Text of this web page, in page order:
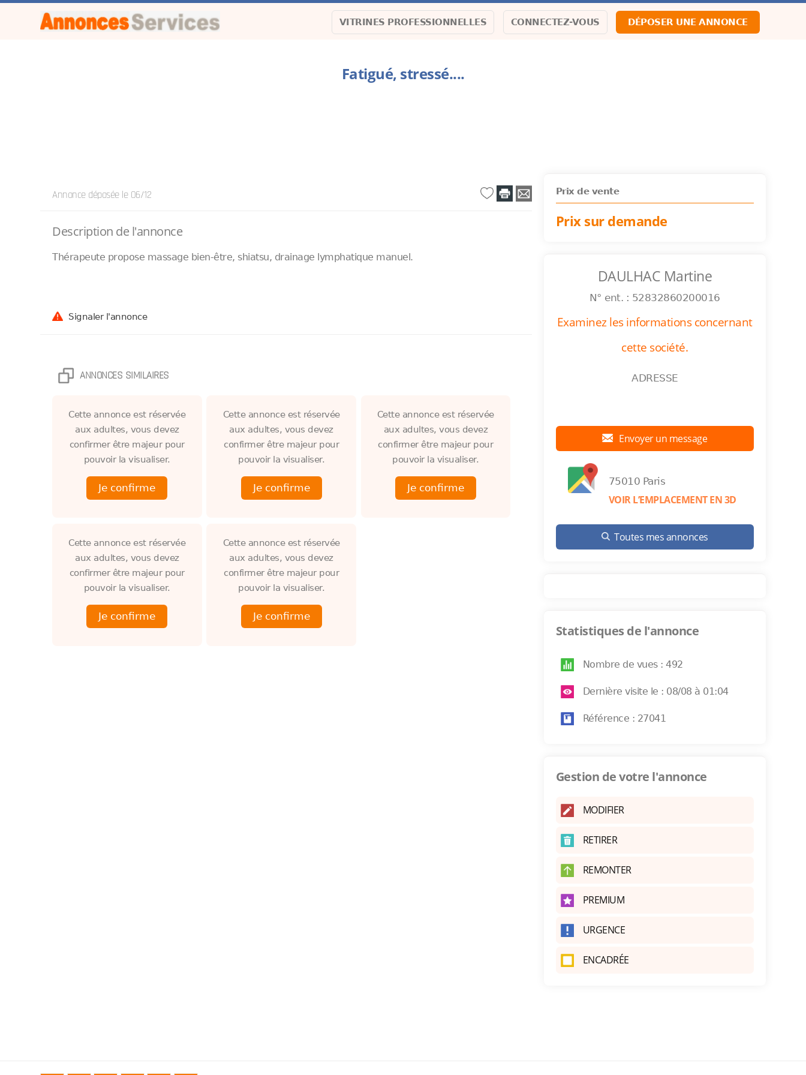
VITRINES PROFESSIONNELLES CONNECTEZ-VOUS DÉPOSER UNE ANNONCE
Fatigué, stressé....
Annonce déposée le 06/12
Description de l'annonce
Thérapeute propose massage bien-être, shiatsu, drainage lymphatique manuel.
Signaler l'annonce
ANNONCES SIMILAIRES
Cette annonce est réservée
aux adultes, vous devez
confirmer être majeur pour
pouvoir la visualiser.
Cette annonce est réservée
aux adultes, vous devez
confirmer être majeur pour
pouvoir la visualiser.
Cette annonce est réservée
aux adultes, vous devez
confirmer être majeur pour
pouvoir la visualiser.
Cette annonce est réservée
aux adultes, vous devez
confirmer être majeur pour
pouvoir la visualiser.
Cette annonce est réservée
aux adultes, vous devez
confirmer être majeur pour
pouvoir la visualiser.
Prix de vente
Prix sur demande
DAULHAC Martine
N° ent. : 52832860200016
Examinez les informations concernant
cette société.
ADRESSE
Envoyer un message
75010 Paris
VOIR L’EMPLACEMENT EN 3D
Toutes mes annonces
Statistiques de l'annonce
Nombre de vues : 492
Dernière visite le : 08/08 à 01:04
Référence : 27041
Gestion de votre l'annonce
MODIFIER
RETIRER
REMONTER
PREMIUM
URGENCE
ENCADRÉE